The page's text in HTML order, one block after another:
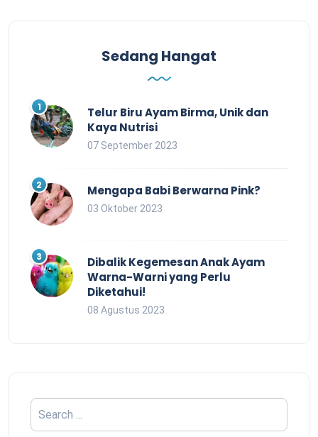
Sedang Hangat
Telur Biru Ayam Birma, Unik dan
Kaya Nutrisi
07 September 2023
Mengapa Babi Berwarna Pink?
03 Oktober 2023
Dibalik Kegemesan Anak Ayam
Warna-Warni yang Perlu
Diketahui!
08 Agustus 2023